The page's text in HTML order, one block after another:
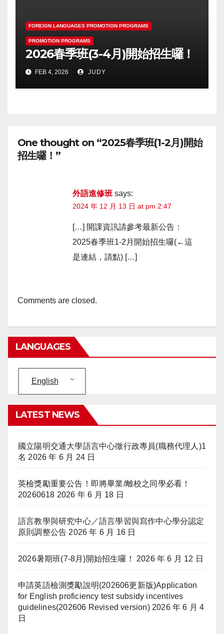
FOREIGN LANGUAGES PROMOTION PROGRAMS
PROMOTION PROGRAMS
2026春季班(3-4月)開始招生囉！
FEB 4, 2026 JUDY
One thought on “2025春季班(1-2月)開始
招生囉！”
外語進修班 says:
2024 年 12 月 13 日 at pm 2:47
[…] 開課資訊請參考最新公告：
2025春季班1-2月開始招生囉(←這
是連結，請點) […]
Comments are closed.
LANGUAGES
English
LATEST NEWS
國立陽明交通大學語言中心徵行政專員(職務代理人)1
名 2026 年 6 月 24 日
英檢獎勵重要公告！即將畢業/離校之同學必看！
20260618 2026 年 6 月 18 日
語言教學與研究中心／語言學習與寫作中心學分認定
原則調整公告 2026 年 6 月 16 日
2026暑期班(7-8月)開始招生囉！ 2026 年 6 月 12 日
申請英語檢測獎勵說明(202606更新版)Application
for English proficiency test subsidy incentives
guidelines(202606 Revised version) 2026 年 6 月 4
日